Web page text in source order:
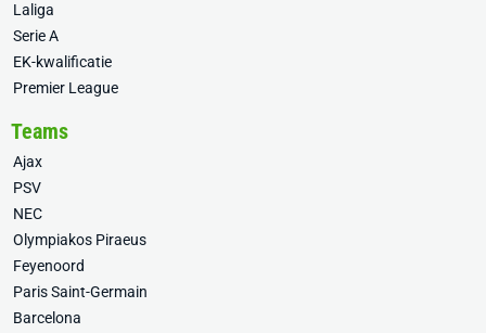
Laliga
Serie A
EK-kwalificatie
Premier League
Teams
Ajax
PSV
NEC
Olympiakos Piraeus
Feyenoord
Paris Saint-Germain
Barcelona